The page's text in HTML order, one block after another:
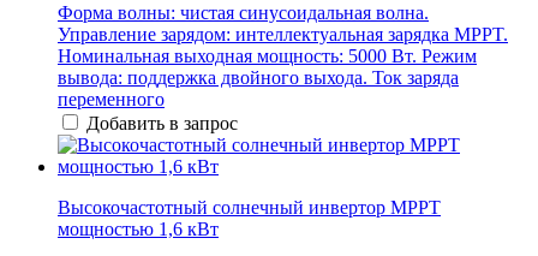
Форма волны: чистая синусоидальная волна.
Управление зарядом: интеллектуальная зарядка MPPT.
Номинальная выходная мощность: 5000 Вт. Режим
вывода: поддержка двойного выхода. Ток заряда
переменного
Добавить в запрос
Высокочастотный солнечный инвертор MPPT
мощностью 1,6 кВт